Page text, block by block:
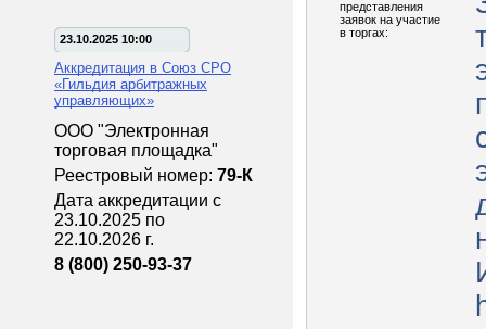
23.10.2025 10:00
Аккредитация в Союз СРО
«Гильдия арбитражных
управляющих»
ООО "Электронная
торговая площадка"
Реестровый номер: 79-К
Дата аккредитации с
23.10.2025 по
22.10.2026 г.
8 (800) 250-93-37
представления
заявок на участие
в торгах: